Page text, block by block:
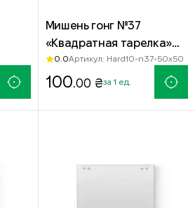
Мишень гонг №37
«Квадратная тарелка»
50×50 мм — сталь Hardox
500
0.0Артикул: Hard10-n37-50x50
100.00 ₴за 1 ед.